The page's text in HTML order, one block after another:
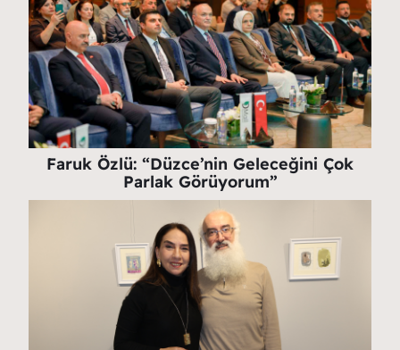
Faruk Özlü: “Düzce’nin Geleceğini Çok
Parlak Görüyorum”